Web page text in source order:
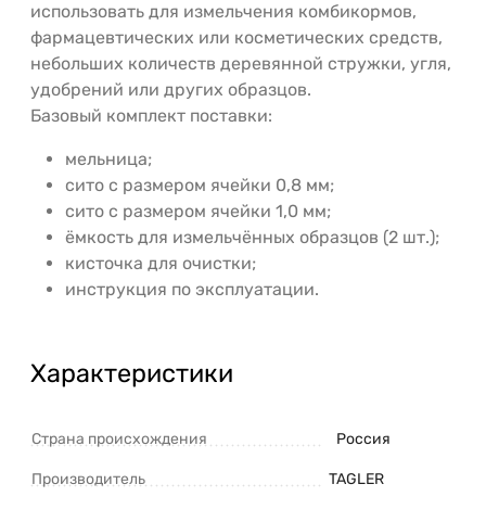
использовать для измельчения комбикормов,
фармацевтических или косметических средств,
небольших количеств деревянной стружки, угля,
удобрений или других образцов.
Базовый комплект поставки:
мельница;
сито с размером ячейки 0,8 мм;
сито с размером ячейки 1,0 мм;
ёмкость для измельчённых образцов (2 шт.);
кисточка для очистки;
инструкция по эксплуатации.
Характеристики
Страна происхождения Россия
Производитель TAGLER